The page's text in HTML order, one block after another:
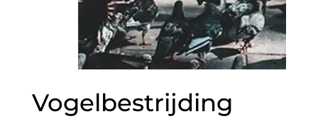
Vogelbestrijding